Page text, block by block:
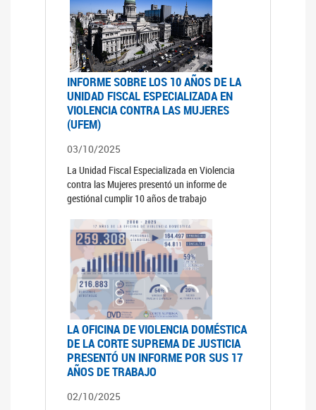
INFORME SOBRE LOS 10 AÑOS DE LA
UNIDAD FISCAL ESPECIALIZADA EN
VIOLENCIA CONTRA LAS MUJERES
(UFEM)
03/10/2025
La Unidad Fiscal Especializada en Violencia
contra las Mujeres presentó un informe de
gestiónal cumplir 10 años de trabajo
LA OFICINA DE VIOLENCIA DOMÉSTICA
DE LA CORTE SUPREMA DE JUSTICIA
PRESENTÓ UN INFORME POR SUS 17
AÑOS DE TRABAJO
02/10/2025